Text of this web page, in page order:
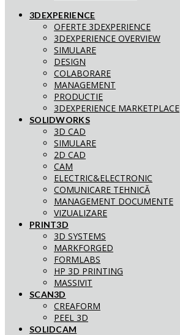
3DEXPERIENCE
OFERTE 3DEXPERIENCE
3DEXPERIENCE OVERVIEW
SIMULARE
DESIGN
COLABORARE
MANAGEMENT
PRODUCTIE
3DEXPERIENCE MARKETPLACE
SOLIDWORKS
3D CAD
SIMULARE
2D CAD
CAM
ELECTRIC&ELECTRONIC
COMUNICARE TEHNICĂ
MANAGEMENT DOCUMENTE
VIZUALIZARE
PRINT3D
3D SYSTEMS
MARKFORGED
FORMLABS
HP 3D PRINTING
MASSIVIT
SCAN3D
CREAFORM
PEEL 3D
SOLIDCAM